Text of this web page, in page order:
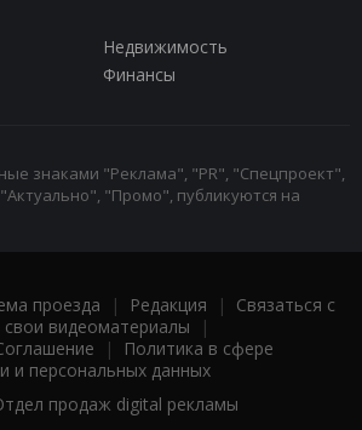
Недвижимость
Финансы
знаками "Реклама", "PR", "Спецпроект",
"Промо", публикуются на
проезда | Редакция | Связаться с
свои видеоматериалы |
|
Политика в сфере
и персональных данных
продаж digital рекламы